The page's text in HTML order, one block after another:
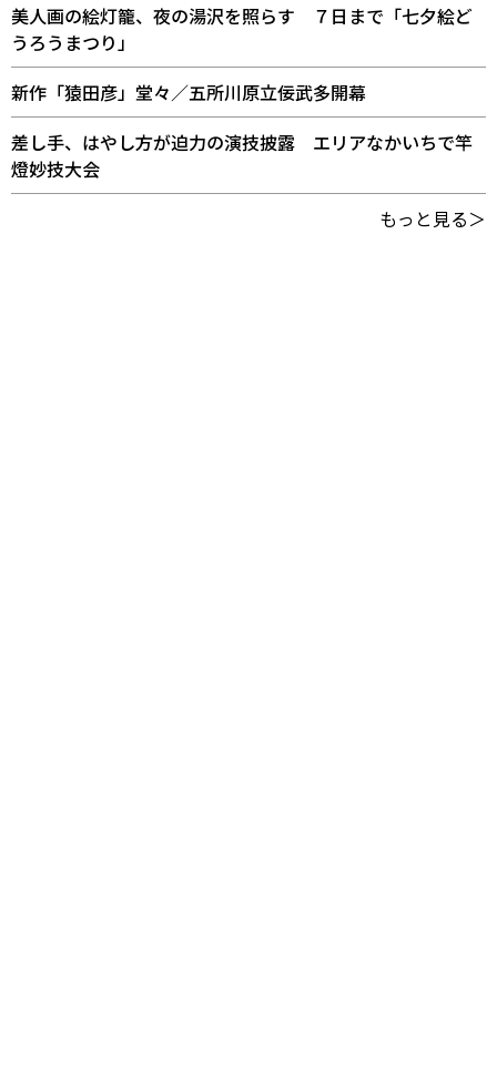
美人画の絵灯籠、夜の湯沢を照らす ７日まで「七夕絵ど
うろうまつり」
新作「猿田彦」堂々／五所川原立佞武多開幕
差し手、はやし方が迫力の演技披露 エリアなかいちで竿
燈妙技大会
もっと見る＞